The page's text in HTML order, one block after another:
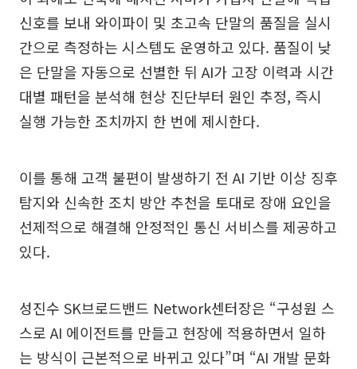
신호를 보내 와이파이 및 초고속 단말의 품질을 실시
간으로 측정하는 시스템도 운영하고 있다. 품질이 낮
은 단말을 자동으로 선별한 뒤 AI가 고장 이력과 시간
대별 패턴을 분석해 현상 진단부터 원인 추정, 즉시
실행 가능한 조치까지 한 번에 제시한다.
이를 통해 고객 불편이 발생하기 전 AI 기반 이상 징후
탐지와 신속한 조치 방안 추천을 토대로 장애 요인을
선제적으로 해결해 안정적인 통신 서비스를 제공하고
있다.
성진수 SK브로드밴드 Network센터장은 “구성원 스
스로 AI 에이전트를 만들고 현장에 적용하면서 일하
는 방식이 근본적으로 바뀌고 있다”며 “AI 개발 문화